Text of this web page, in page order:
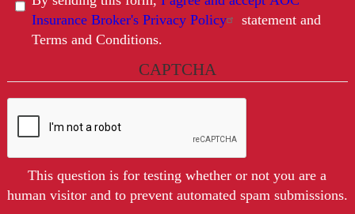
Insurance Broker's Privacy Policy
statement and
Terms and Conditions.
CAPTCHA
This question is for testing whether or not you are a
human visitor and to prevent automated spam submissions.